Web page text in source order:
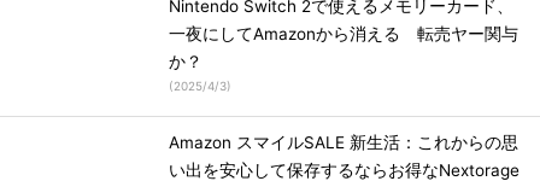
Nintendo Switch 2で使えるメモリーカード、
一夜にしてAmazonから消える 転売ヤー関与
か？
(2025/4/3)
Amazon スマイルSALE 新生活：これからの思
い出を安心して保存するならお得なNextorage